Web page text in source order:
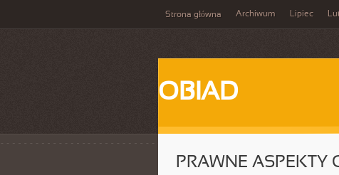
Strona główna Archiwum Lipiec
OBIAD
PRAWNE ASPEKTY